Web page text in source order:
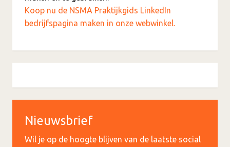
Koop nu de NSMA Praktijkgids LinkedIn
bedrijfspagina maken in onze webwinkel.
Nieuwsbrief
Wil je op de hoogte blijven van de laatste social